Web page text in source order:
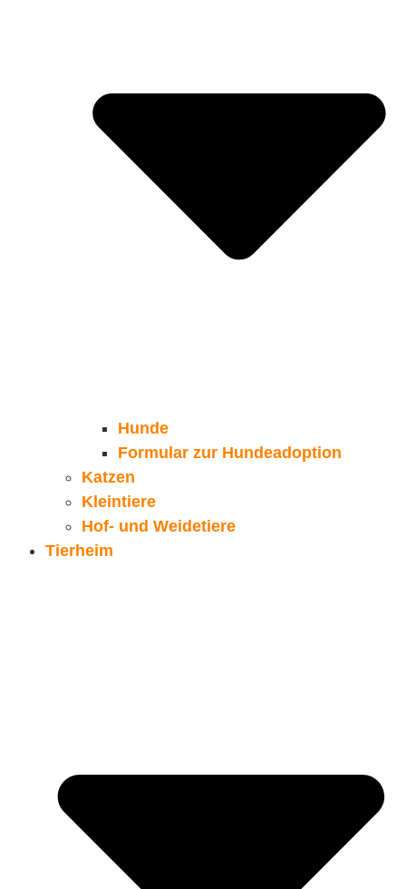
Hunde
Formular zur Hundeadoption
Katzen
Kleintiere
Hof- und Weidetiere
Tierheim